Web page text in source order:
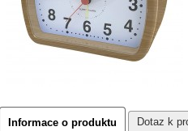
Informace o produktu Dotaz k